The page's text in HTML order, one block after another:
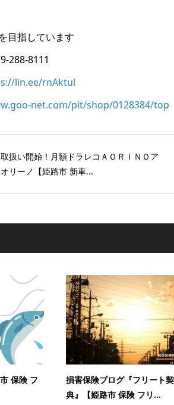
目指しています
288-8111
lin.ee/rnAktul
net.com/pit/shop/0128384/top
取扱い開始！月額ドラレコＡＯＲＩＮＯア
オリーノ【姫路市 新車...
保険 フ
損害保険ブログ『フリート
典』【姫路市 保険 フリ...